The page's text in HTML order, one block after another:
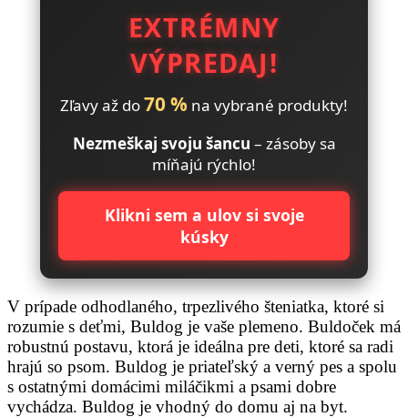
EXTRÉMNY
VÝPREDAJ!
Zľavy až do70 % na vybrané produkty!
Nezmeškaj svoju šancu – zásoby sa
míňajú rýchlo!
Klikni sem a ulov si svoje
kúsky
V prípade odhodlaného, ​​trpezlivého šteniatka, ktoré si
rozumie s deťmi, Buldog je vaše plemeno. Buldoček má
robustnú postavu, ktorá je ideálna pre deti, ktoré sa radi
hrajú so psom. Buldog je priateľský a verný pes a spolu
s ostatnými domácimi miláčikmi a psami dobre
vychádza. Buldog je vhodný do domu aj na byt.